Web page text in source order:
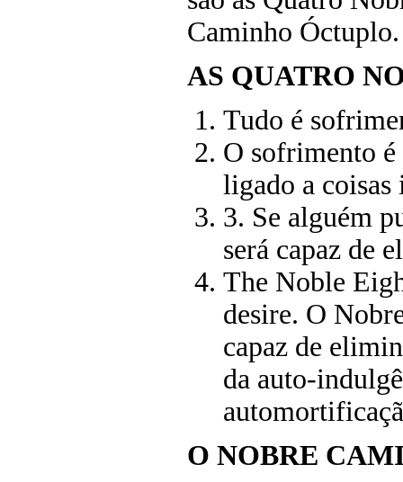
Caminho Óctuplo.
AS QUATRO
Tudo é
O sofrimento é
ligado a coisas
3. Se alguém
será capaz de
The Noble
desire. O
capaz de
da auto-
O NOBRE